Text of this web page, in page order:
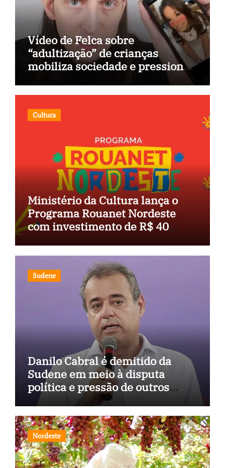
Vídeo de Felca sobre
“adultização” de crianças
mobiliza sociedade e pressiona
Cultura
Ministério da Cultura lança o
Programa Rouanet Nordeste
com investimento de R$ 40
Sudene
Danilo Cabral é demitido da
Sudene em meio à disputa
política e pressão de outros
estados
Nordeste